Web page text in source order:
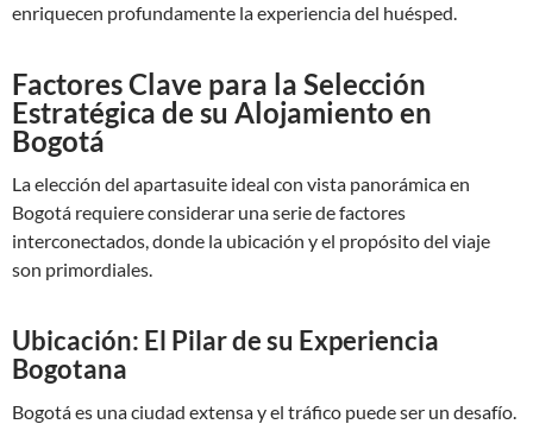
enriquecen profundamente la experiencia del huésped.
Factores Clave para la Selección
Estratégica de su Alojamiento en
Bogotá
La elección del apartasuite ideal con vista panorámica en
Bogotá requiere considerar una serie de factores
interconectados, donde la ubicación y el propósito del viaje
son primordiales.
Ubicación: El Pilar de su Experiencia
Bogotana
Bogotá es una ciudad extensa y el tráfico puede ser un desafío.